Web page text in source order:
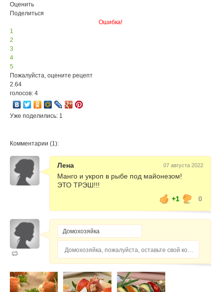
Оценить
Поделиться
Ошибка!
1
2
3
4
5
Пожалуйста, оцените рецепт
2.64
голосов: 4
Уже поделились: 1
Комментарии (1):
Лена 07 августа 2022
Манго и укроп в рыбе под майонезом!
ЭТО ТРЭШ!!!
+1
0
Домохозяйка, пожалуйста, оставьте свой комментарий...